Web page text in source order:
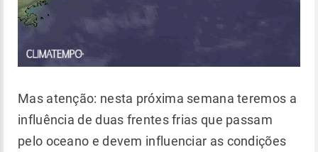
Mas atenção: nesta próxima semana teremos a
influência de duas frentes frias que passam
pelo oceano e devem influenciar as condições